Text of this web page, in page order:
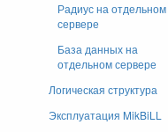
Радиус на отдельном
сервере
База данных на
отдельном сервере
Логическая структура
Эксплуатация MikBiLL